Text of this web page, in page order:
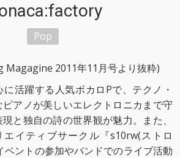
Pop
Magagine 2011年11月号より抜粋)
活躍する人気ボカロPで、テクノ・
アノが美しいエレクトロニカまで守
と独自の詩の世界観が魅力。また、
イティブサークル『s10rw(ストロ
ベントの参加やバンドでのライブ活動